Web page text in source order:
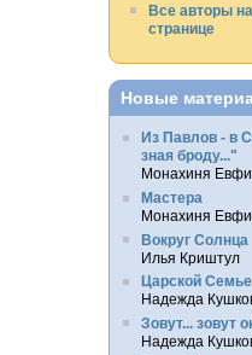
Все авторы
странице
Новые
Из Павлов - в
зная броду..."
Монахиня
Мастера
Монахиня
Вокруг Солнца
Илья Криштул
Царской Семье
Надежда
Зовут... зовут
Надежда